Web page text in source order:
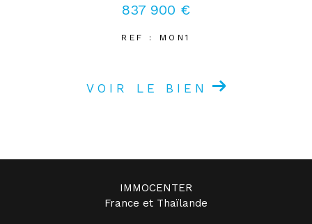
837 900 €
REF : MON1
VOIR LE BIEN
IMMOCENTER
France et Thaïlande